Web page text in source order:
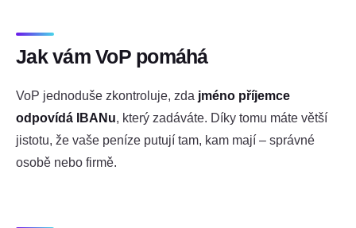
Jak vám VoP pomáhá
VoP jednoduše zkontroluje, zda jméno příjemce
odpovídá IBANu, který zadáváte. Díky tomu máte větší
jistotu, že vaše peníze putují tam, kam mají – správné
osobě nebo firmě.